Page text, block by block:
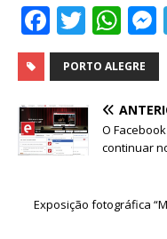
F
a
c
e
b
o
k
T
w
it
te
r
W
h
at
s
A
p
p
e
ss
e
PORTO ALEGRE
O
continuar
Exposição fotográfica